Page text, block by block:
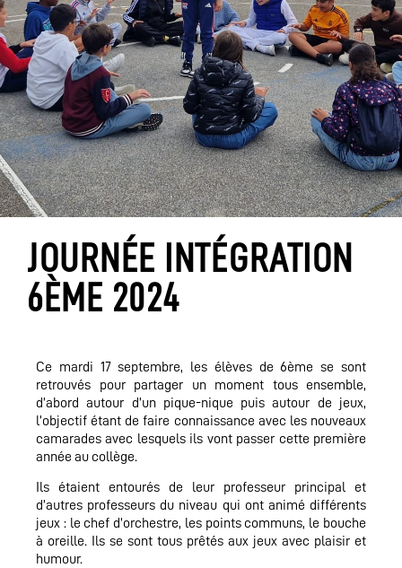
JOURNÉE INTÉGRATION
6ÈME 2024
Ce mardi 17 septembre, les élèves de 6ème se sont
retrouvés pour partager un moment tous ensemble,
d’abord autour d’un pique-nique puis autour de jeux,
l’objectif étant de faire connaissance avec les nouveaux
camarades avec lesquels ils vont passer cette première
année au collège.
Ils étaient entourés de leur professeur principal et
d’autres professeurs du niveau qui ont animé différents
jeux : le chef d’orchestre, les points communs, le bouche
à oreille. Ils se sont tous prêtés aux jeux avec plaisir et
humour.